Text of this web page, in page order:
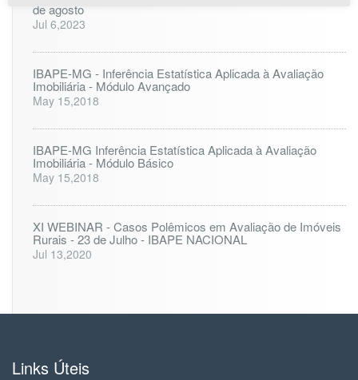
s
de agosto
Jul 6,2023
IBAPE-MG - Inferência Estatística Aplicada à Avaliação
Imobiliária - Módulo Avançado
May 15,2018
IBAPE-MG Inferência Estatística Aplicada à Avaliação
Imobiliária - Módulo Básico
May 15,2018
XI WEBINAR - Casos Polêmicos em Avaliação de Imóveis
Rurais - 23 de Julho - IBAPE NACIONAL
Jul 13,2020
Links Úteis